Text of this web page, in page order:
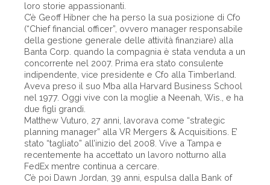
loro storie appassionanti.
C’è Geoff Hibner che ha perso la sua posizione di Cfo
(“Chief financial officer”, ovvero manager responsabile
della gestione generale delle attività finanziare) alla
Banta Corp. quando la compagnia è stata venduta a un
concorrente nel 2007. Prima era stato consulente
indipendente, vice presidente e Cfo alla Timberland.
Aveva preso il suo Mba alla Harvard Business School
nel 1977. Oggi vive con la moglie a Neenah, Wis., e ha
due figli grandi.
Matthew Vuturo, 27 anni, lavorava come “strategic
planning manager” alla VR Mergers & Acquisitions. E’
stato “tagliato” all’inizio del 2008. Vive a Tampa e
recentemente ha accettato un lavoro notturno alla
FedEx mentre continua a cercare.
C’è poi Dawn Jordan, 39 anni, espulsa dalla Bank of